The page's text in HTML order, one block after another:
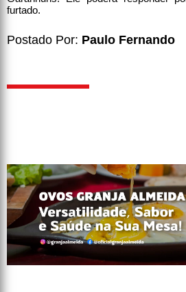
furtado.
Postado Por: Paulo Fernando